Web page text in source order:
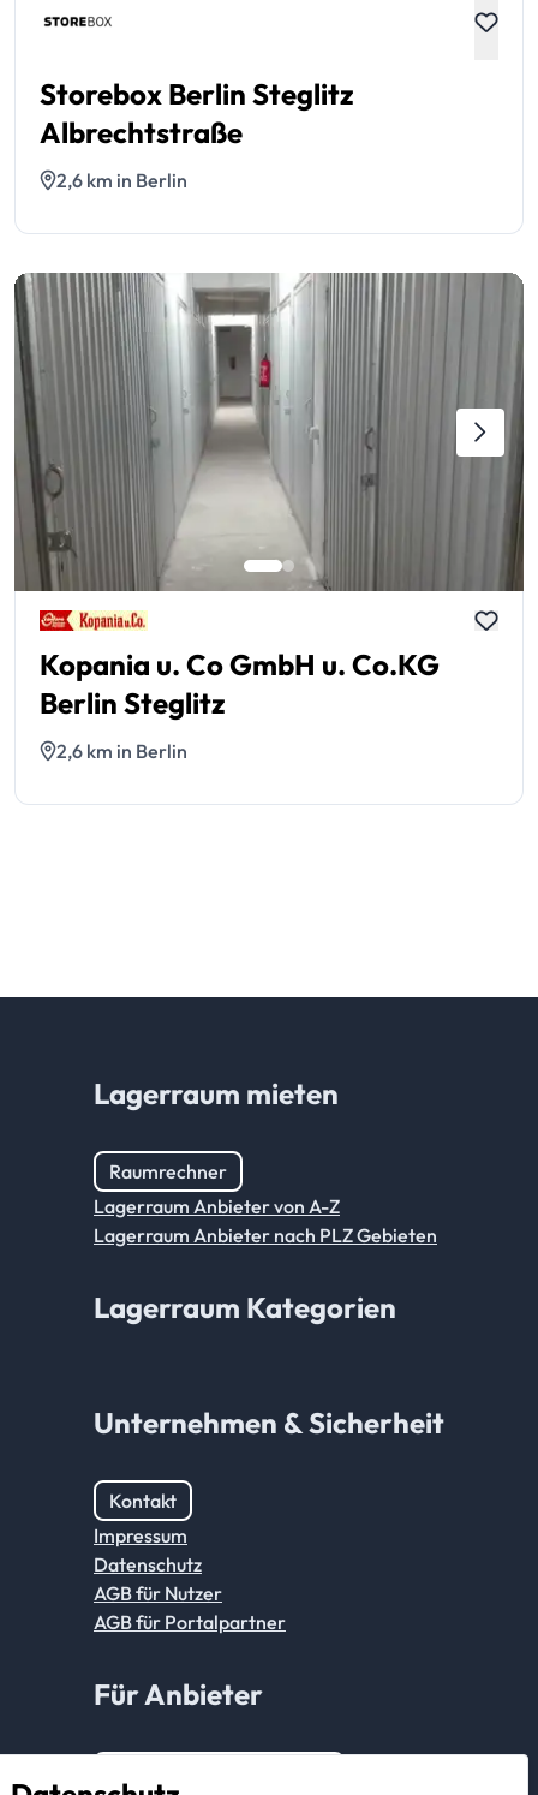
Storebox Berlin Steglitz
Albrechtstraße
2,6 km in Berlin
Kopania u. Co GmbH u. Co.KG
Berlin Steglitz
2,6 km in Berlin
Lagerraum mieten
Raumrechner
Lagerraum Anbieter von A-Z
Lagerraum Anbieter nach PLZ Gebieten
Lagerraum Kategorien
Unternehmen & Sicherheit
Kontakt
Impressum
Datenschutz
AGB für Nutzer
AGB für Portalpartner
Für Anbieter